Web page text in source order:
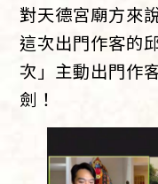
對天德宮廟方來
這次出門作客的
次」主動出門作
劍！